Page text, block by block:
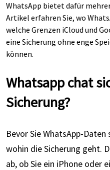
WhatsApp bietet dafür
Artikel erfahren Sie, wo
welche Grenzen iCloud und
eine Sicherung ohne enge
können.
Whatsapp chat
Sicherung?
Bevor Sie WhatsApp-
wohin die Sicherung geht.
ab, ob Sie ein iPhone oder